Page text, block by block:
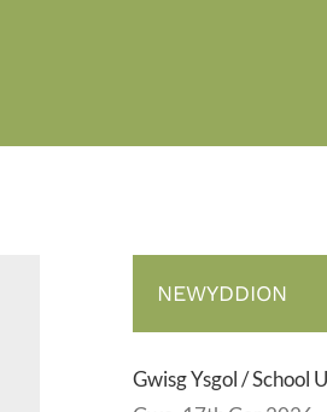
NEWYDDION
Gwisg Ysgol / School